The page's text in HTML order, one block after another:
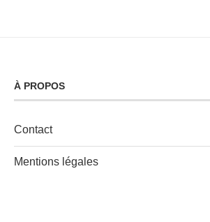
À PROPOS
Contact
Mentions légales